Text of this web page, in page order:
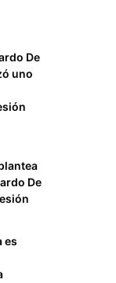
De
uno
De
es